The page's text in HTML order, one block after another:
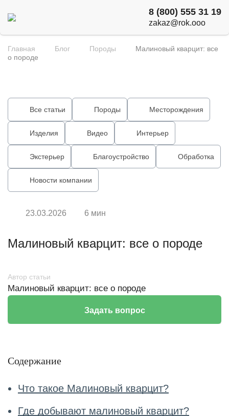
8 (800) 555 31 19
zakaz@rok.ooo
Главная Блог Породы
Малиновый кварцит: все
о породе
Все статьи Породы Месторождения
Изделия Видео Интерьер
Экстерьер Благоустройство Обработка
Новости компании
Малиновый кварцит: все о породе
23.03.2026 6 мин
Автор статьи
Малиновый кварцит: все о породе
Задать вопрос
Содержание
Что такое Малиновый кварцит?
Где добывают малиновый кварцит?